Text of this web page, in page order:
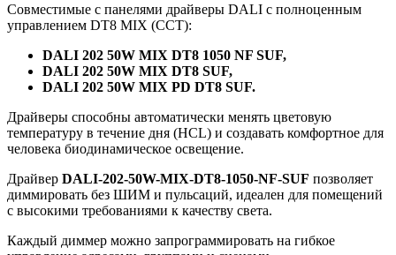
Совместимые с панелями драйверы DALI с полноценным
управлением DT8 MIX (ССТ):
DALI 202 50W MIX DT8 1050 NF SUF,
DALI 202 50W MIX DT8 SUF,
DALI 202 50W MIX PD DT8 SUF.
Драйверы способны автоматически менять цветовую
температуру в течение дня (HCL) и создавать комфортное для
человека биодинамическое освещение.
Драйвер DALI-202-50W-MIX-DT8-1050-NF-SUF позволяет
диммировать без ШИМ и пульсаций, идеален для помещений
с высокими требованиями к качеству света.
Каждый диммер можно запрограммировать на гибкое